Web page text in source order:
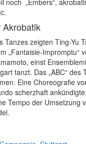
noch „Embers“,
Akrobatik
Tanzes zeigten Ting-Yu
„Fantaisie-Impromptu“
einst
tanzt. Das „ABC“ des
Eine Choreografie
scherzhaft
Tempo der Umsetzung